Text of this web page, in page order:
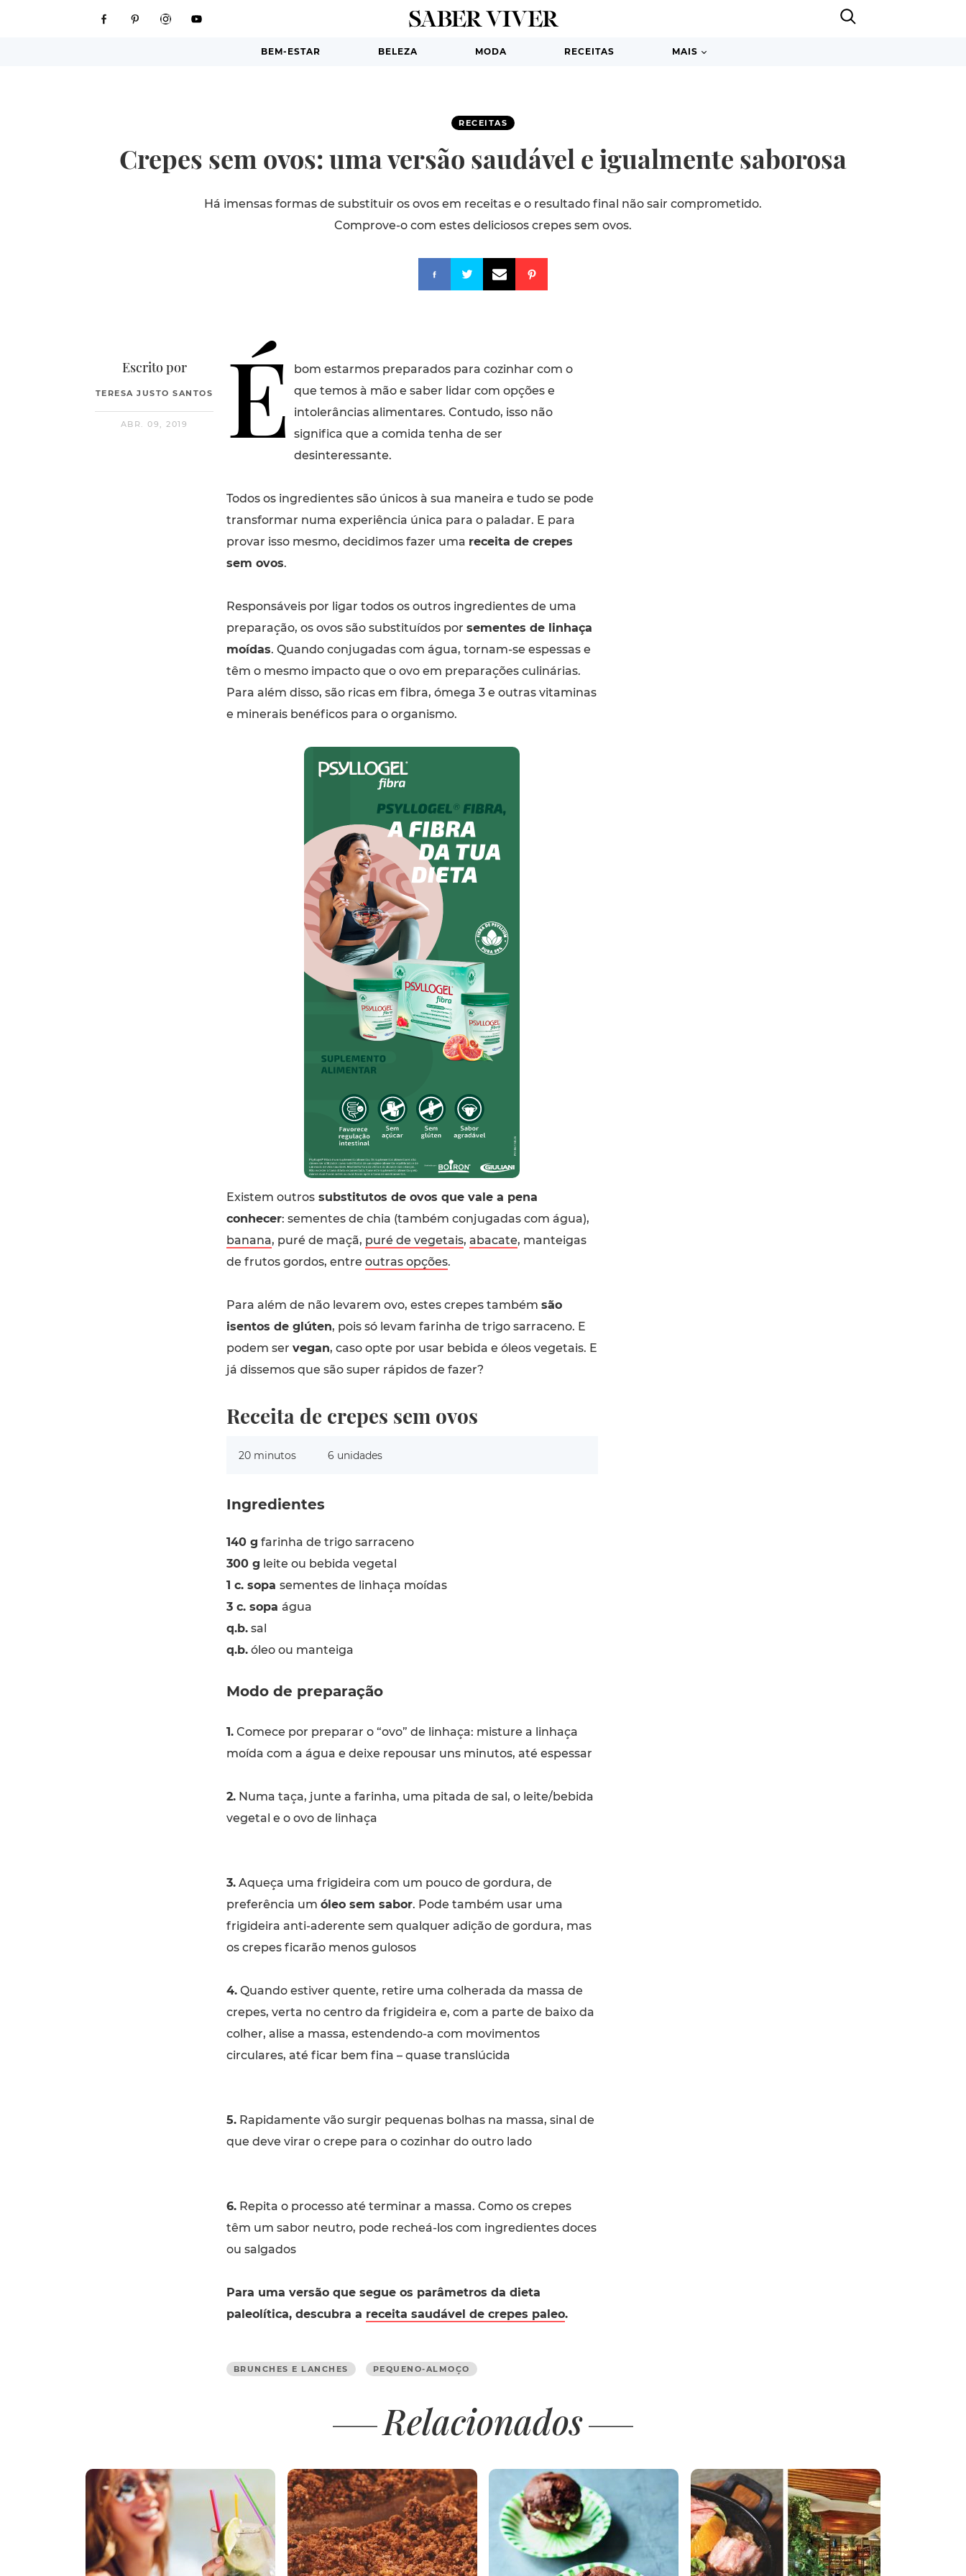
BEM-ESTAR BELEZA MODA RECEITAS MAIS
RECEITAS
Crepes sem ovos: uma versão saudável e igualmente saborosa
Há imensas formas de substituir os ovos em receitas e o resultado final não sair comprometido.
Comprove-o com estes deliciosos crepes sem ovos.
Escrito por
TERESA JUSTO SANTOS
ABR. 09, 2019 É
bom estarmos preparados para cozinhar com o
que temos à mão e saber lidar com opções e
intolerâncias alimentares. Contudo, isso não
significa que a comida tenha de ser
desinteressante.
Todos os ingredientes são únicos à sua maneira e tudo se pode
transformar numa experiência única para o paladar. E para
provar isso mesmo, decidimos fazer uma receita de crepes
sem ovos.
Responsáveis por ligar todos os outros ingredientes de uma
preparação, os ovos são substituídos por sementes de linhaça
moídas. Quando conjugadas com água, tornam-se espessas e
têm o mesmo impacto que o ovo em preparações culinárias.
Para além disso, são ricas em fibra, ómega 3 e outras vitaminas
e minerais benéficos para o organismo.
Existem outrossubstitutos de ovos que vale a pena
conhecer: sementes de chia (também conjugadas com água),
banana, puré de maçã, puré de vegetais, abacate, manteigas
de frutos gordos, entre outras opções.
Para além de não levarem ovo, estes crepes também são
isentos de glúten, pois só levam farinha de trigo sarraceno. E
podem ser vegan, caso opte por usar bebida e óleos vegetais. E
já dissemos que são super rápidos de fazer?
Receita de crepes sem ovos
20 minutos 6 unidades
Ingredientes
140 g farinha de trigo sarraceno
300 g leite ou bebida vegetal
1 c. sopa sementes de linhaça moídas
3 c. sopa água
q.b.sal
q.b.óleo ou manteiga
Modo de preparação
1.Comece por preparar o “ovo” de linhaça: misture a linhaça
moída com a água e deixe repousar uns minutos, até espessar
2.Numa taça, junte a farinha, uma pitada de sal, o leite/bebida
vegetal e o ovo de linhaça
3.Aqueça uma frigideira com um pouco de gordura, de
preferência um óleo sem sabor. Pode também usar uma
frigideira anti-aderente sem qualquer adição de gordura, mas
os crepes ficarão menos gulosos
4.Quando estiver quente, retire uma colherada da massa de
crepes, verta no centro da frigideira e, com a parte de baixo da
colher, alise a massa, estendendo-a com movimentos
circulares, até ficar bem fina – quase translúcida
5.Rapidamente vão surgir pequenas bolhas na massa, sinal de
que deve virar o crepe para o cozinhar do outro lado
6.Repita o processo até terminar a massa. Como os crepes
têm um sabor neutro, pode recheá-los com ingredientes doces
ou salgados
Para uma versão que segue os parâmetros da dieta
paleolítica, descubra a receita saudável de crepes paleo.
BRUNCHES E LANCHES PEQUENO-ALMOÇO
Relacionados